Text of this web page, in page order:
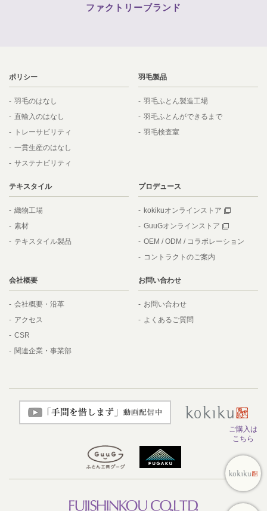
ファクトリーブランド
ポリシー
羽毛のはなし
直輸入のはなし
トレーサビリティ
一貫生産のはなし
サステナビリティ
羽毛製品
羽毛ふとん製造工場
羽毛ふとんができるまで
羽毛検査室
テキスタイル
織物工場
素材
テキスタイル製品
プロデュース
kokikuオンラインストア
GuuGオンラインストア
OEM / ODM / コラボレーション
コントラクトのご案内
会社概要
会社概要・沿革
アクセス
CSR
関連企業・事業部
お問い合わせ
お問い合わせ
よくあるご質問
ご購入は
こちら